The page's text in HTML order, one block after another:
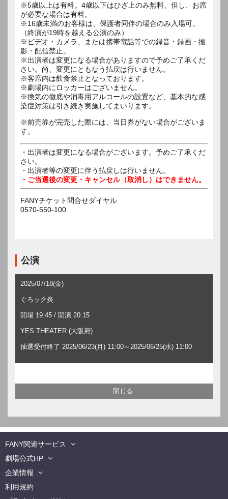
※5歳以上は有料。4歳以下はひざ上のみ無料、但し、お席
が必要な場合は有料。
※16歳未満のお客様は、保護者同伴の場合のみ入場可。
（終演が19時を越える公演のみ）
※ビデオ・カメラ、または携帯電話等での録音・録画・撮
影・配信禁止。
※出演者は変更になる場合がありますので予めご了承くだ
さい。尚、変更にともなう払戻は行いません。
※客席内は飲食禁止となっております。
※劇場内にロッカーはございません。
※換気の徹底や消毒用アルコールの設置など、基本的な感
染症対策は引き続き実施してまいります。
※前売券が完売した際には、当日券がない場合がございま
す。
・出演者は変更になる場合がございます。予めご了承くだ
さい。
・出演者等の変更に伴う払戻しは行いません。
・ご当選後の変更・キャンセル（取消し）はできません。
FANYチケット問合せダイヤル
0570-550-100
公演
2025/07/18(金)
ぐろック炎
開場 19:45 / 開演 20:15
YES THEATER (大阪府)
抽選受付終了 2025/06/23(月) 11:00～2025/06/25(水) 11:00
FANY関連サービス
劇場公式HP
企業情報
利用規約